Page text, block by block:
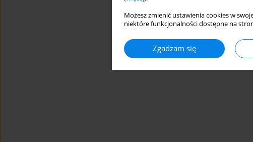
Możesz zmienić ustawienia cookies w
niektóre funkcjonalności dostępne na
Zgadzam się